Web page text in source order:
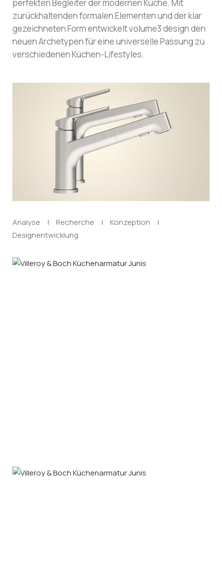
perfekten Begleiter der modernen Küche. Mit
zurückhaltenden formalen Elementen und der klar
gezeichneten Form entwickelt volume3 design den
neuen Archetypen für eine universelle Passung zu
verschiedenen Küchen-Lifestyles.
Analyse | Recherche | Konzeption |
Designentwicklung